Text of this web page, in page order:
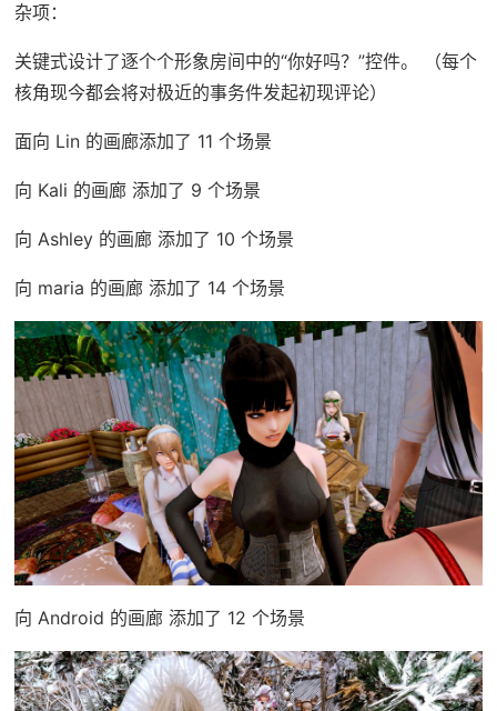
杂项：
关键式设计了逐个个形象房间中的“你好吗？”控件。 （每个
核角现今都会将对极近的事务件发起初现评论）
面向 Lin 的画廊添加了 11 个场景
向 Kali 的画廊 添加了 9 个场景
向 Ashley 的画廊 添加了 10 个场景
向 maria 的画廊 添加了 14 个场景
向 Android 的画廊 添加了 12 个场景